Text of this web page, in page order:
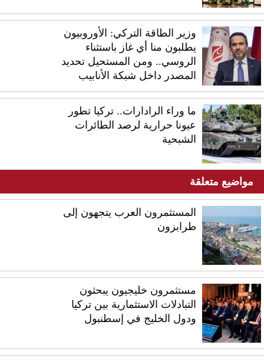
وزير الطاقة التركي: الأوروبيون
يطلبون منا أي غاز باستثناء
الروسي.. ومن المستحيل تحديد
المصدر داخل شبكة الأنابيب
ما وراء الرادارات.. تركيا تطور
عيونا حرارية لرصد الطائرات
الشبحية
مواضيع متعلقة
المستثمرون العرب يتجهون إلى
طرابزون
مستثمرون خليجيون يبحثون
التبادلات الاستثمارية بين تركيا
ودول الخليج في إسطنبول